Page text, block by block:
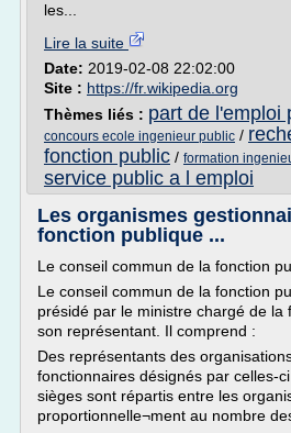
les...
Lire la suite
Date: 2019-02-08 22:02:00
Site : https://fr.wikipedia.org
Thèmes liés : part de l'emploi
concours ecole ingenieur public /
fonction public / formation
service public a l emploi
Les organismes
fonction publique ...
Le conseil commun de la fonction
Le conseil commun de la fonction
présidé par le ministre chargé de la
son représentant. Il comprend :
Des représentants des
fonctionnaires désignés par celles-
sièges sont répartis entre les
proportionnelle¬ment au nombre